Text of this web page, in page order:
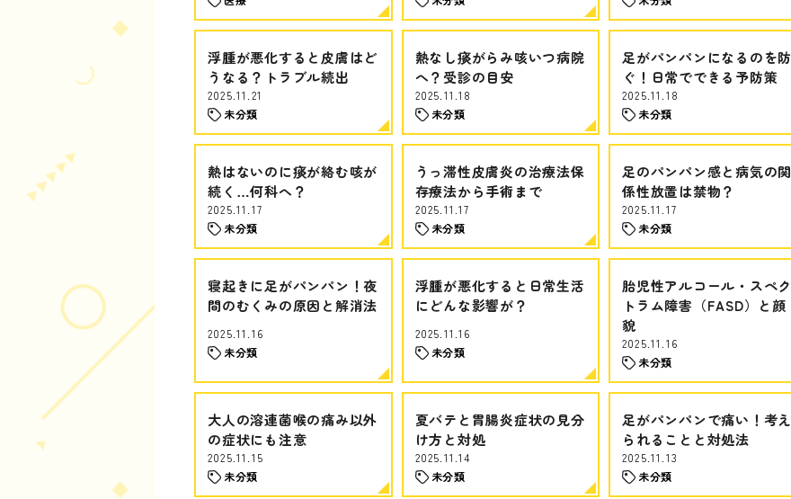
浮腫が悪化すると皮膚はど
うなる？トラブル続出
2025.11.21
未分類
熱なし痰がらみ咳いつ病院
へ？受診の目安
2025.11.18
未分類
足がパンパンになるのを防
ぐ！日常でできる予防策
2025.11.18
未分類
熱はないのに痰が絡む咳が
続く…何科へ？
2025.11.17
未分類
うっ滞性皮膚炎の治療法保
存療法から手術まで
2025.11.17
未分類
足のパンパン感と病気の関
係性放置は禁物？
2025.11.17
未分類
寝起きに足がパンパン！夜
間のむくみの原因と解消法
2025.11.16
未分類
浮腫が悪化すると日常生活
にどんな影響が？
2025.11.16
未分類
胎児性アルコール・スペク
トラム障害（FASD）と顔
貌
2025.11.16
未分類
大人の溶連菌喉の痛み以外
の症状にも注意
2025.11.15
未分類
夏バテと胃腸炎症状の見分
け方と対処
2025.11.14
未分類
足がパンパンで痛い！考え
られることと対処法
2025.11.13
未分類